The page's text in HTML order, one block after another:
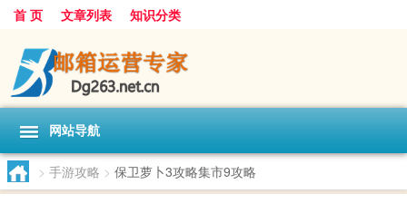
首 页 文章列表 知识分类
网站导航
> 手游攻略 > 保卫萝卜3攻略集市9攻略